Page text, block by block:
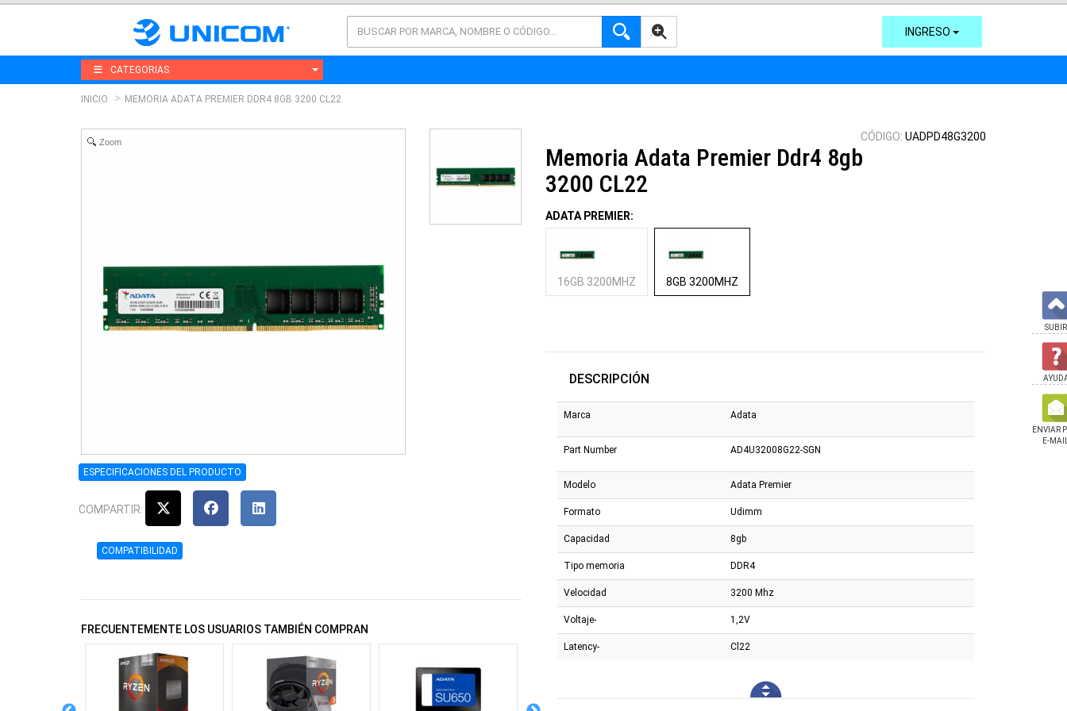
AVANZADA INGRESO
CATEGORIAS
INICIO MEMORIA ADATA PREMIER DDR4 8GB 3200 CL22
Zoom
ESPECIFICACIONES DEL PRODUCTO
COMPARTIR:
COMPATIBILIDAD
FRECUENTEMENTE LOS USUARIOS TAMBIÉN COMPRAN
CÓDIGO: UADPD48G3200
Memoria Adata Premier Ddr4 8gb
3200 CL22
ADATA PREMIER:
16GB 3200MHZ 8GB 3200MHZ
DESCRIPCIÓN
Marca Adata
Part Number AD4U32008G22-SGN
Modelo Adata Premier
Formato Udimm
Capacidad 8gb
Tipo memoria DDR4
Velocidad 3200 Mhz
Voltaje- 1,2V
Latency- Cl22
SUBIR
ENVIAR
E-